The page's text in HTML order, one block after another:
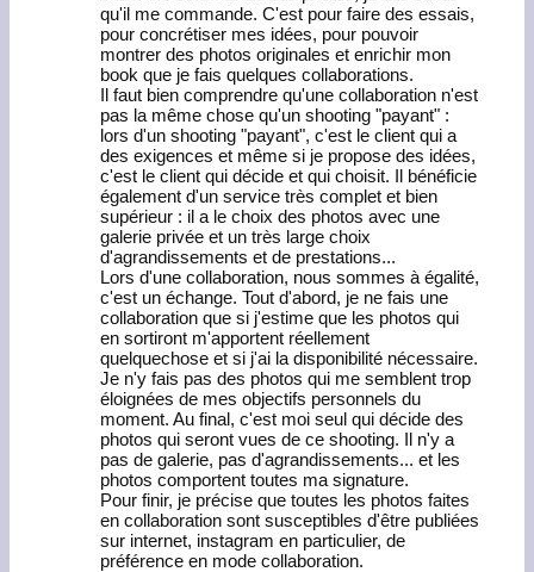
qu'il me commande. C'est pour faire des essais,
pour concrétiser mes idées, pour pouvoir
montrer des photos originales et enrichir mon
book que je fais quelques collaborations.
Il faut bien comprendre qu'une collaboration n'est
pas la même chose qu'un shooting "payant" :
lors d'un shooting "payant", c'est le client qui a
des exigences et même si je propose des idées,
c'est le client qui décide et qui choisit. Il bénéficie
également d'un service très complet et bien
supérieur : il a le choix des photos avec une
galerie privée et un très large choix
d'agrandissements et de prestations...
Lors d'une collaboration, nous sommes à égalité,
c'est un échange. Tout d'abord, je ne fais une
collaboration que si j'estime que les photos qui
en sortiront m'apportent réellement
quelquechose et si j'ai la disponibilité nécessaire.
Je n'y fais pas des photos qui me semblent trop
éloignées de mes objectifs personnels du
moment. Au final, c'est moi seul qui décide des
photos qui seront vues de ce shooting. Il n'y a
pas de galerie, pas d'agrandissements... et les
photos comportent toutes ma signature.
Pour finir, je précise que toutes les photos faites
en collaboration sont susceptibles d'être publiées
sur internet, instagram en particulier, de
préférence en mode collaboration.